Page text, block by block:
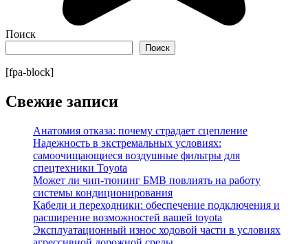
Поиск
Поиск
[fpa-block]
Свежие записи
Анатомия отказа: почему страдает сцепление
Надежность в экстремальных условиях:
самоочищающиеся воздушные фильтры для
спецтехники Toyota
Может ли чип-тюнинг БМВ повлиять на работу
системы кондиционирования
Кабели и переходники: обеспечение подключения и
расширение возможностей вашей toyota
Эксплуатационный износ ходовой части в условиях